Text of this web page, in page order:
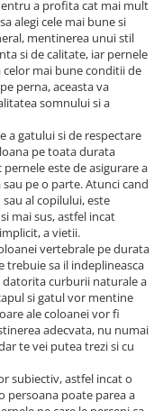
a profita cat mai mult
alegi cele mai bune si
mentinerea unui stil
si de calitate, iar pernele
mai bune conditii de
perna, aceasta va
somnului si a
a gatului si de respectare
pe toata durata
este de asigurare a
pe o parte. Atunci cand
al copilului, este
mai sus, astfel incat
a vietii.
vertebrale pe durata
sa il indeplineasca
datorita curburii naturale a
si gatul vor mentine
ale coloanei vor fi
adecvata, nu numai
te vei putea trezi si cu
subiectiv, astfel incat o
persoana poate parea a